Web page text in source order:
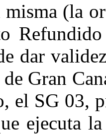
(la
dar
Gran
el SG 03,
ejecuta